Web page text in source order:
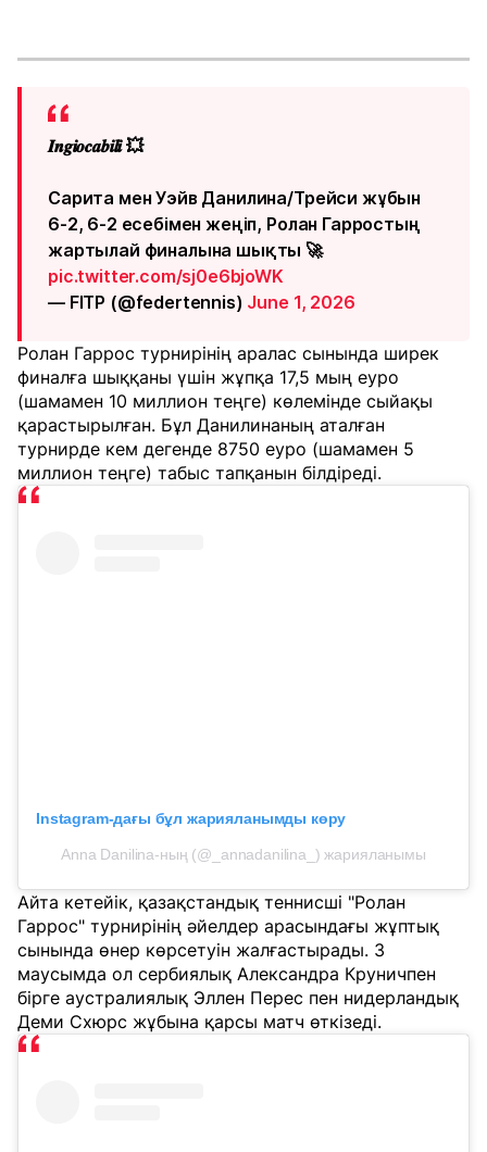
𝑰𝒏𝒈𝒊𝒐𝒄𝒂𝒃𝒊𝒍𝒊 💥
Сарита мен Уэйв Данилина/Трейси жұбын
6-2, 6-2 есебімен жеңіп, Ролан Гарростың
жартылай финалына шықты 🚀
pic.twitter.com/sj0e6bjoWK
— FITP (@federtennis) June 1, 2026
Ролан Гаррос турнирінің аралас сынында ширек
финалға шыққаны үшін жұпқа 17,5 мың еуро
(шамамен 10 миллион теңге) көлемінде сыйақы
қарастырылған. Бұл Данилинаның аталған
турнирде кем дегенде 8750 еуро (шамамен 5
миллион теңге) табыс тапқанын білдіреді.
Instagram-дағы бұл жарияланымды көру
Anna Danilina-ның (@_annadanilina_) жарияланымы
Айта кетейік, қазақстандық теннисші "Ролан
Гаррос" турнирінің әйелдер арасындағы жұптық
сынында өнер көрсетуін жалғастырады. 3
маусымда ол сербиялық Александра Круничпен
бірге аустралиялық Эллен Перес пен нидерландық
Деми Схюрс жұбына қарсы матч өткізеді.